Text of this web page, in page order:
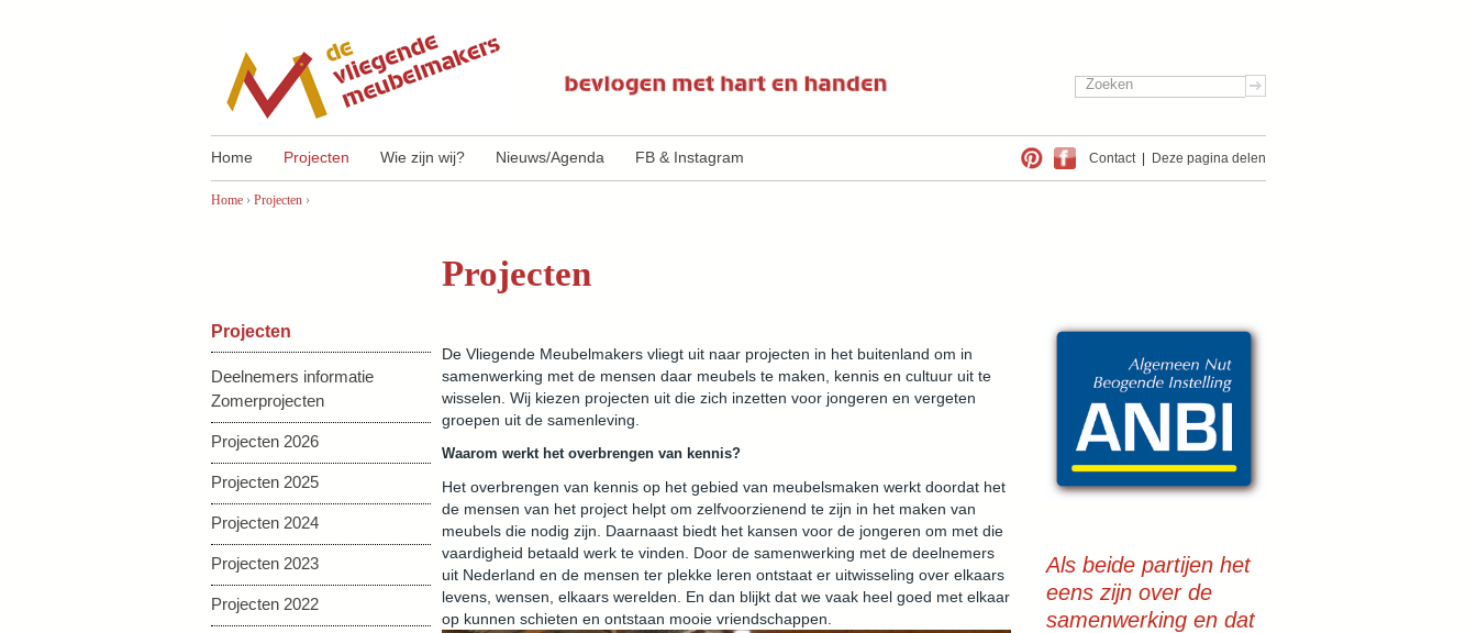
Zoekveld
Zoeken
Home Projecten Wie zijn wij? Nieuws/Agenda FB & Instagram Contact| Deze pagina delen
U bent hier
Home › Projecten ›
Projecten
Deelnemers informatie
Zomerprojecten
Projecten 2026
Projecten 2025
Projecten 2024
Projecten 2023
Projecten 2022
Projecten
De Vliegende Meubelmakers vliegt uit naar projecten in het buitenland om in
samenwerking met de mensen daar meubels te maken, kennis en cultuur uit te
wisselen. Wij kiezen projecten uit die zich inzetten voor jongeren en vergeten
groepen uit de samenleving.
Waarom werkt het overbrengen van kennis?
Het overbrengen van kennis op het gebied van meubelsmaken werkt doordat het
de mensen van het project helpt om zelfvoorzienend te zijn in het maken van
meubels die nodig zijn. Daarnaast biedt het kansen voor de jongeren om met die
vaardigheid betaald werk te vinden. Door de samenwerking met de deelnemers
uit Nederland en de mensen ter plekke leren ontstaat er uitwisseling over elkaars
levens, wensen, elkaars werelden. En dan blijkt dat we vaak heel goed met elkaar
op kunnen schieten en ontstaan mooie vriendschappen.
Als beide partijen het
eens zijn over de
samenwerking en dat